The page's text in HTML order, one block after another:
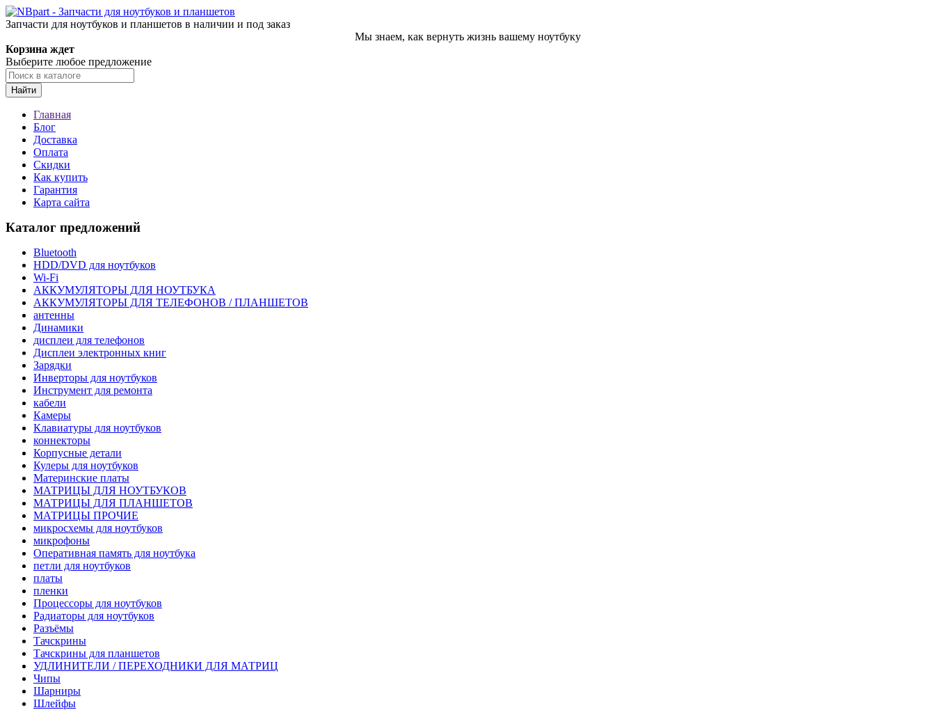
Запчасти для ноутбуков и планшетов в наличии и под заказ
Мы знаем, как вернуть жизнь вашему ноутбуку
Корзина ждет
Выберите любое предложение
Найти
Главная
Блог
Доставка
Оплата
Скидки
Как купить
Гарантия
Карта сайта
Каталог предложений
Bluetooth
HDD/DVD для ноутбуков
Wi-Fi
АККУМУЛЯТОРЫ ДЛЯ НОУТБУКА
АККУМУЛЯТОРЫ ДЛЯ ТЕЛЕФОНОВ / ПЛАНШЕТОВ
антенны
Динамики
дисплеи для телефонов
Дисплеи электронных книг
Зарядки
Инверторы для ноутбуков
Инструмент для ремонта
кабели
Камеры
Клавиатуры для ноутбуков
коннекторы
Корпусные детали
Кулеры для ноутбуков
Материнские платы
МАТРИЦЫ ДЛЯ НОУТБУКОВ
МАТРИЦЫ ДЛЯ ПЛАНШЕТОВ
МАТРИЦЫ ПРОЧИЕ
микросхемы для ноутбуков
микрофоны
Оперативная память для ноутбука
петли для ноутбуков
платы
пленки
Процессоры для ноутбуков
Радиаторы для ноутбуков
Разъёмы
Тачскрины
Тачскрины для планшетов
УДЛИНИТЕЛИ / ПЕРЕХОДНИКИ ДЛЯ МАТРИЦ
Чипы
Шарниры
Шлейфы